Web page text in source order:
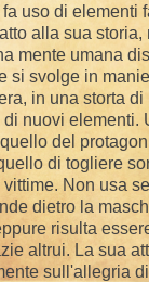
uso di elementi
alla sua storia,
mente umana
si svolge in
in una storta
nuovi elementi.
del
di togliere
Non usa
dietro la
risulta
altrui. La sua
sull'allegria